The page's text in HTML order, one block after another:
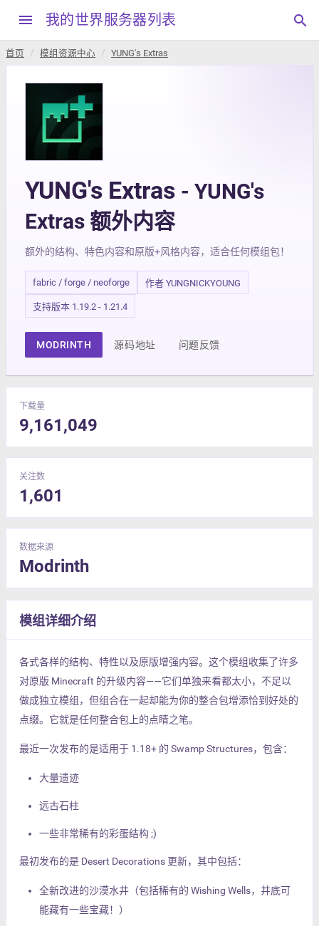
menu 我的世界服务器列表 search
首页 模组资源中心 YUNG's Extras
YUNG's Extras - YUNG's
Extras 额外内容
额外的结构、特色内容和原版+风格内容，适合任何模组包！
fabric / forge / neoforge 作者 YUNGNICKYOUNG
支持版本 1.19.2 - 1.21.4
MODRINTH 源码地址 问题反馈
下载量
9,161,049
关注数
1,601
数据来源
Modrinth
模组详细介绍
各式各样的结构、特性以及原版增强内容。这个模组收集了许多
对原版 Minecraft 的升级内容——它们单独来看都太小，不足以
做成独立模组，但组合在一起却能为你的整合包增添恰到好处的
点缀。它就是任何整合包上的点睛之笔。
最近一次发布的是适用于 1.18+ 的 Swamp Structures，包含：
大量遗迹
远古石柱
一些非常稀有的彩蛋结构 ;)
最初发布的是 Desert Decorations 更新，其中包括：
全新改进的沙漠水井（包括稀有的 Wishing Wells，井底可
能藏有一些宝藏！）